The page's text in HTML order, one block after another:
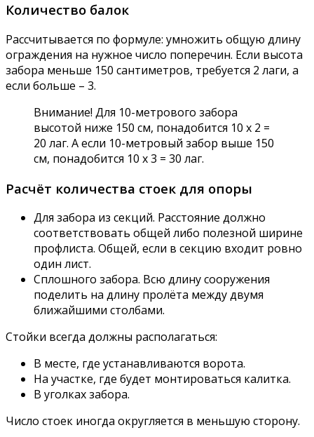
Количество балок
Рассчитывается по формуле: умножить общую длину
ограждения на нужное число поперечин. Если высота
забора меньше 150 сантиметров, требуется 2 лаги, а
если больше – 3.
Внимание! Для 10-метрового забора
высотой ниже 150 см, понадобится 10 x 2 =
20 лаг. А если 10-метровый забор выше 150
см, понадобится 10 x 3 = 30 лаг.
Расчёт количества стоек для опоры
Для забора из секций. Расстояние должно
соответствовать общей либо полезной ширине
профлиста. Общей, если в секцию входит ровно
один лист.
Сплошного забора. Всю длину сооружения
поделить на длину пролёта между двумя
ближайшими столбами.
Стойки всегда должны располагаться:
В месте, где устанавливаются ворота.
На участке, где будет монтироваться калитка.
В уголках забора.
Число стоек иногда округляется в меньшую сторону.